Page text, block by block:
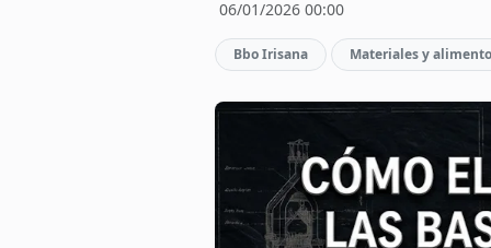
06/01/2026 00:00
Bbo Irisana Materiales y